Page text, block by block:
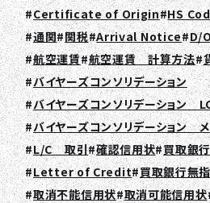
Certificate of Origin HS
通関 関税 Arrival Notice D/
航空運賃 航空運賃 計算方法
バイヤーズコンソリデーション
バイヤーズコンソリデーション
バイヤーズコンソリデーション メ
L/C 取引 確認信用状 買取銀
Letter of Credit 買取銀行無
取消不能信用状 取消可能信用状